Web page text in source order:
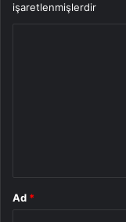
işaretlenmişlerdir
Ad *